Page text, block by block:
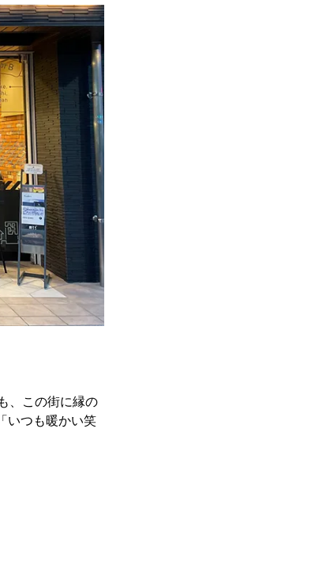
、この街に縁の
いつも暖かい笑